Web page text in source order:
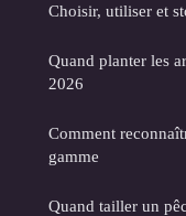
Choisir, utiliser et
Quand planter les
2026
Comment
gamme
Quand tailler un